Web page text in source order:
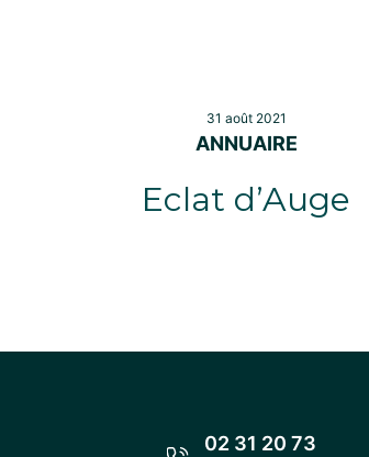
31 août 2021
ANNUAIRE
Eclat d’Auge
02 31 20 73